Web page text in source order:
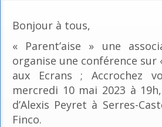
Bonjour à tous,
« Parent’aise » une
organise une conférence sur
aux Ecrans ; Accrochez
mercredi 10 mai 2023 à
d’Alexis Peyret à Serres-
Finco.